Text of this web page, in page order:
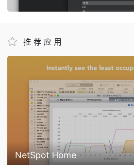
推荐应用
NetSpot Home